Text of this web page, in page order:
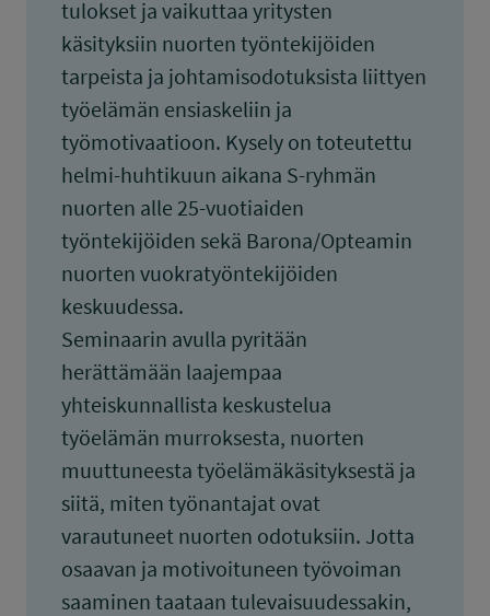
tulokset ja vaikuttaa yritysten
käsityksiin nuorten työntekijöiden
tarpeista ja johtamisodotuksista liittyen
työelämän ensiaskeliin ja
työmotivaatioon. Kysely on toteutettu
helmi-huhtikuun aikana S-ryhmän
nuorten alle 25-vuotiaiden
työntekijöiden sekä Barona/Opteamin
nuorten vuokratyöntekijöiden
keskuudessa.
Seminaarin avulla pyritään
herättämään laajempaa
yhteiskunnallista keskustelua
työelämän murroksesta, nuorten
muuttuneesta työelämäkäsityksestä ja
siitä, miten työnantajat ovat
varautuneet nuorten odotuksiin. Jotta
osaavan ja motivoituneen työvoiman
saaminen taataan tulevaisuudessakin,